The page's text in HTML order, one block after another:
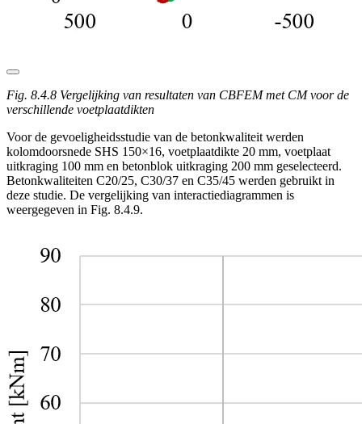
Fig. 8.4.8 Vergelijking van resultaten van CBFEM met CM voor de
verschillende voetplaatdikten
Voor de gevoeligheidsstudie van de betonkwaliteit werden
kolomdoorsnede SHS 150×16, voetplaatdikte 20 mm, voetplaat
uitkraging 100 mm en betonblok uitkraging 200 mm geselecteerd.
Betonkwaliteiten C20/25, C30/37 en C35/45 werden gebruikt in
deze studie. De vergelijking van interactiediagrammen is
weergegeven in Fig. 8.4.9.